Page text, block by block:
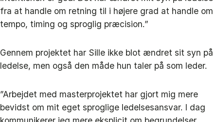
fra at handle om retning til i højere grad at handle om
tempo, timing og sproglig præcision.”
Gennem projektet har Sille ikke blot ændret sit syn på
ledelse, men også den måde hun taler på som leder.
”Arbejdet med masterprojektet har gjort mig mere
bevidst om mit eget sproglige ledelsesansvar. I dag